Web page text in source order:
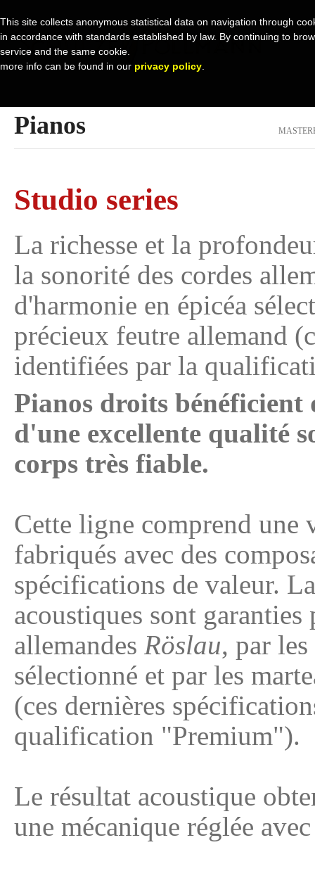
Pianos
Studio series
La richesse et la
la sonorité des cordes
d'harmonie en épicéa
précieux feutre allemand
identifiées par la
Pianos droits bénéficient
d'une excellente qualité
corps très fiable.
Cette ligne comprend une
fabriqués avec des
spécifications de valeur.
acoustiques sont garanties
allemandes Röslau, par
sélectionné et par les
(ces dernières
qualification "Premium").
Le résultat acoustique
une mécanique réglée
This site collects anonymous statistical data on navigation through
in accordance with standards established by law. By continuing to
service and the same cookie.
more info can be found in our privacy policy